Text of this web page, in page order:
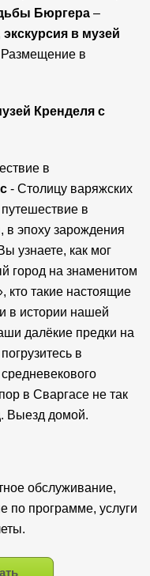
Бюргера –
экскурсия в музей
Размещение в
Кренделя с
в
- Столицу варяжских
в
в эпоху зарождения
узнаете, как мог
город на знаменитом
кто такие настоящие
в истории нашей
далёкие предки на
в
в Сваргасе не так
. Выезд домой.
обслуживание,
по программе, услуги